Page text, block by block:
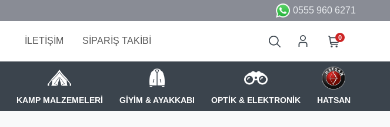
0555 960 6271
İLETİŞİM SİPARİŞ TAKİBİ 0
KAMP MALZEMELERİ GİYİM & AYAKKABI OPTİK & ELEKTRONİK HATSAN